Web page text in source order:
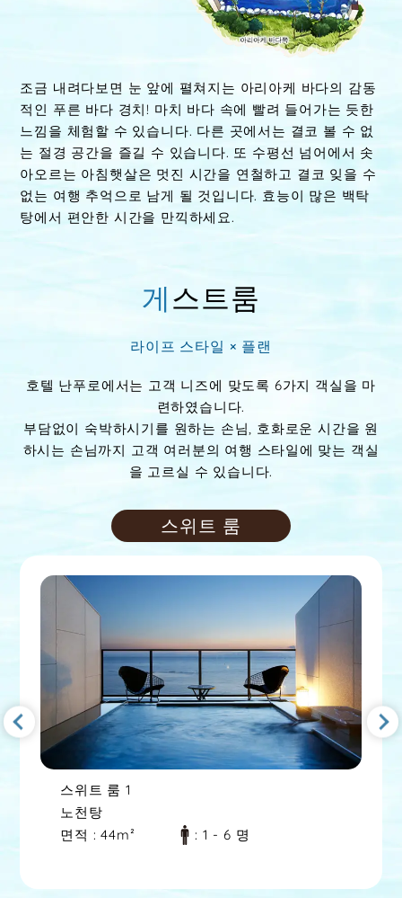
조금 내려다보면 눈 앞에 펼쳐지는 아리아케 바다의 감동
적인 푸른 바다 경치! 마치 바다 속에 빨려 들어가는 듯한
느낌을 체험할 수 있습니다. 다른 곳에서는 결코 볼 수 없
는 절경 공간을 즐길 수 있습니다. 또 수평선 넘어에서 솟
아오르는 아침햇살은 멋진 시간을 연철하고 결코 잊을 수
없는 여행 추억으로 남게 될 것입니다. 효능이 많은 백탁
탕에서 편안한 시간을 만끽하세요.
게스트룸
라이프 스타일 × 플랜
호텔 난푸로에서는 고객 니즈에 맞도록 6가지 객실을 마
련하였습니다.
부담없이 숙박하시기를 원하는 손님, 호화로운 시간을 원
하시는 손님까지 고객 여러분의 여행 스타일에 맞는 객실
을 고르실 수 있습니다.
스위트 룸
스위트 룸 2
노천탕
일본식 서양식 객실